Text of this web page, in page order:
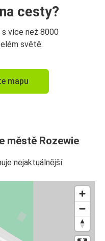
cesty?
více než 8000
světě.
mapu
městě Rozewie
nejaktuálnější